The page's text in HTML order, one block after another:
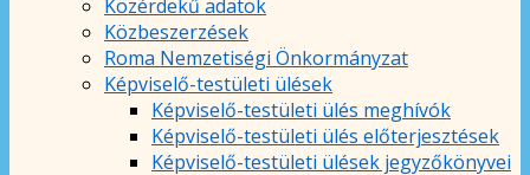
Közérdekű adatok
Közbeszerzések
Roma Nemzetiségi Önkormányzat
Képviselő-testületi ülések
Képviselő-testületi ülés meghívók
Képviselő-testületi ülés előterjesztések
Képviselő-testületi ülések jegyzőkönyvei